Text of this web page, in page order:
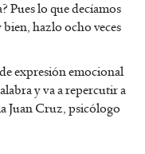
Pues lo que decíamos
hazlo ocho veces
expresión emocional
y va a repercutir a
Juan Cruz, psicólogo